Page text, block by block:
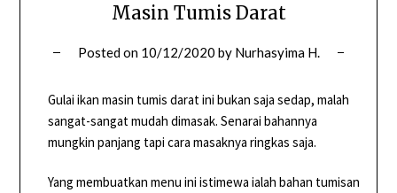
Masin Tumis Darat
Posted on 10/12/2020 by Nurhasyima H.
Gulai ikan masin tumis darat ini bukan saja sedap, malah
sangat-sangat mudah dimasak. Senarai bahannya
mungkin panjang tapi cara masaknya ringkas saja.
Yang membuatkan menu ini istimewa ialah bahan tumisan